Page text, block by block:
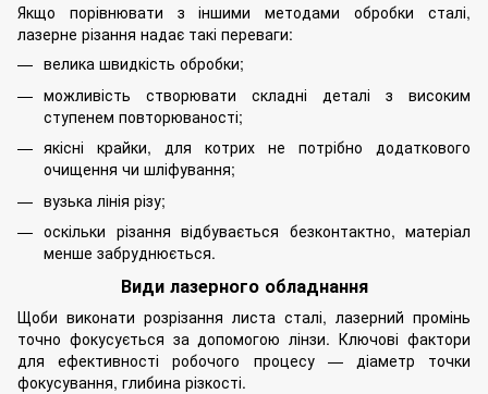
Якщо порівнювати з іншими методами обробки сталі,
лазерне різання надає такі переваги:
велика швидкість обробки;
можливість створювати складні деталі з високим
ступенем повторюваності;
якісні крайки, для котрих не потрібно додаткового
очищення чи шліфування;
вузька лінія різу;
оскільки різання відбувається безконтактно, матеріал
менше забруднюється.
Види лазерного обладнання
Щоби виконати розрізання листа сталі, лазерний промінь
точно фокусується за допомогою лінзи. Ключові фактори
для ефективності робочого процесу — діаметр точки
фокусування, глибина різкості.